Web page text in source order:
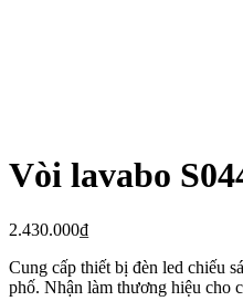
Vòi lavabo
2.430.000₫
Cung cấp thiết bị đèn led chiếu
phố. Nhận làm thương hiệu cho